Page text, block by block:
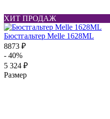
ХИТ ПРОДАЖ
Бюстгальтер Melle 1628ML
8873 ₽
- 40%
5 324 ₽
Размер